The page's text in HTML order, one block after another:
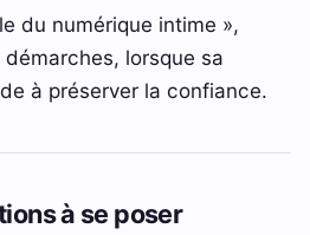
du numérique intime »,
lorsque sa
à préserver la confiance.
à se poser